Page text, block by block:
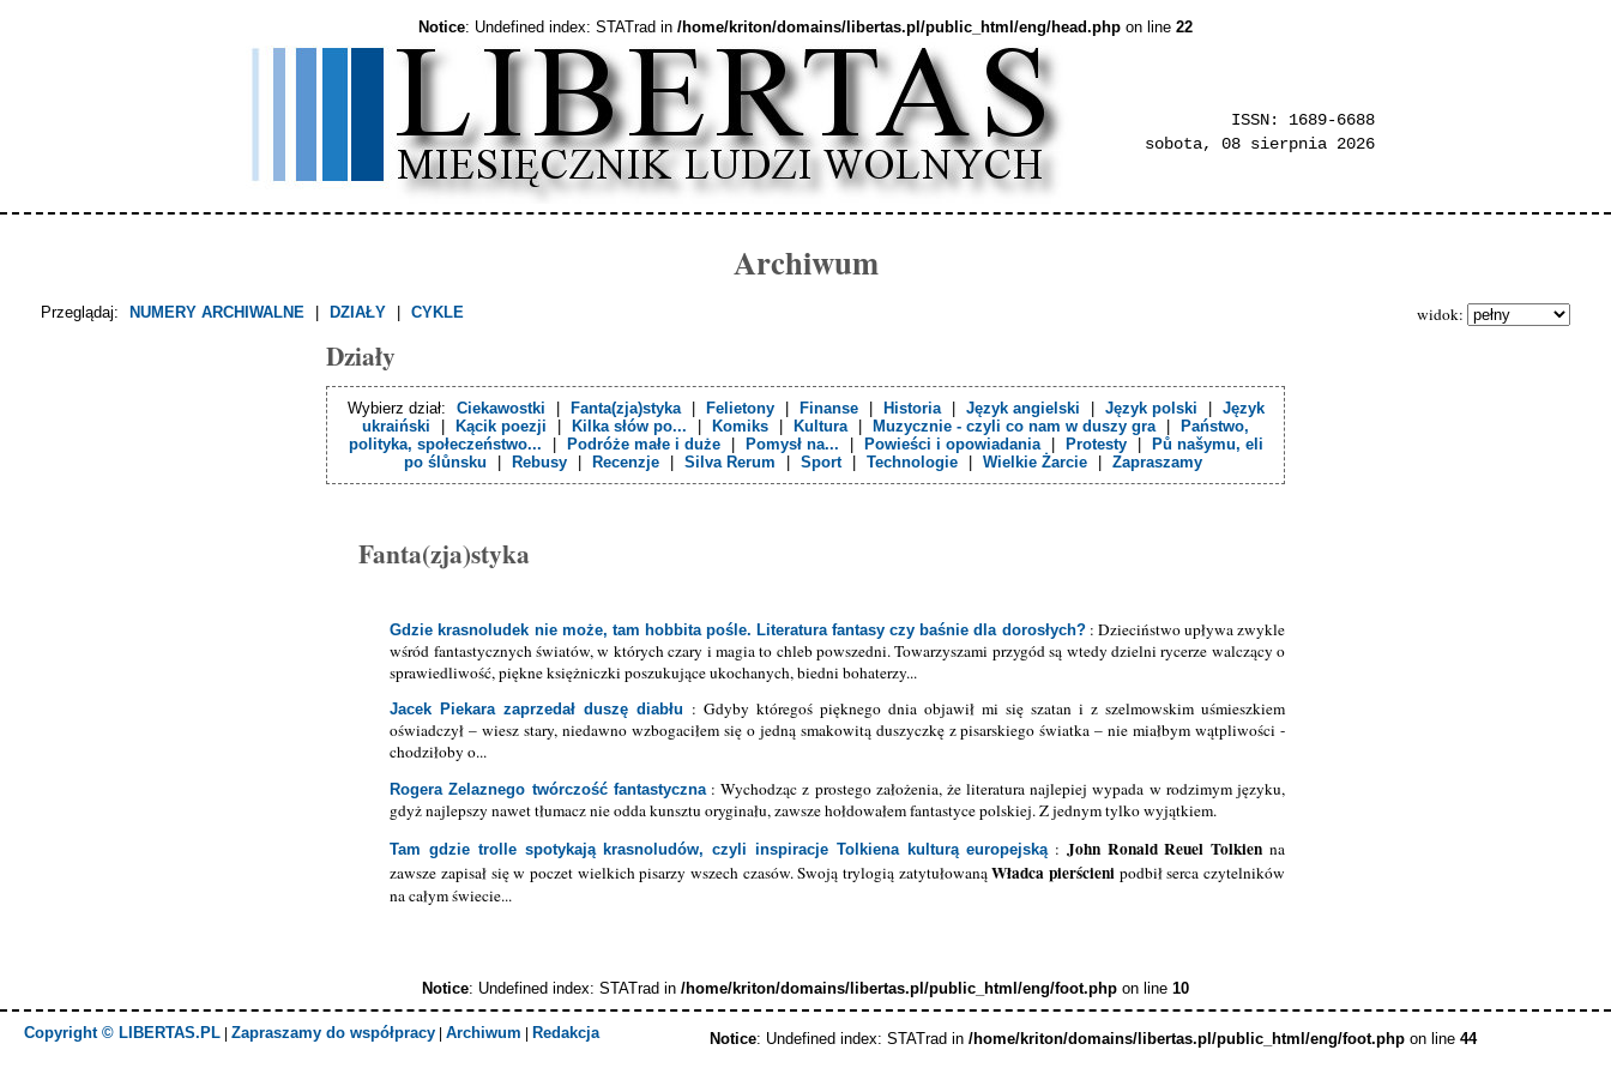
Notice: Undefined index: STATrad in /home/kriton/domains/libertas.pl/public_html/eng/head.php on line 22
ISSN: 1689-6688
sobota, 08 sierpnia 2026
Archiwum
Przeglądaj: NUMERY ARCHIWALNE DZIAŁY CYKLE widok:
Działy
Wybierz dział: Ciekawostki Fanta(zja)styka Felietony Finanse Historia Język angielski Język polski
Język
ukraiński
Kącik poezji Kilka słów po... Komiks Kultura Muzycznie - czyli co nam w duszy gra
Państwo,
polityka, społeczeństwo...
Podróże małe i duże Pomysł na... Powieści i opowiadania Protesty
Pů našymu, eli
po ślůnsku
Rebusy Recenzje Silva Rerum Sport Technologie Wielkie Żarcie Zapraszamy
Fanta(zja)styka
Gdzie krasnoludek nie może, tam hobbita pośle. Literatura fantasy czy baśnie dla dorosłych?: Dzieciństwo upływa zwykle
wśród fantastycznych światów, w których czary i magia to chleb powszedni. Towarzyszami przygód są wtedy dzielni rycerze walczący o
sprawiedliwość, piękne księżniczki poszukujące ukochanych, biedni bohaterzy...
Jacek Piekara zaprzedał duszę diabłu : Gdyby któregoś pięknego dnia objawił mi się szatan i z szelmowskim uśmieszkiem
oświadczył – wiesz stary, niedawno wzbogaciłem się o jedną smakowitą duszyczkę z pisarskiego światka – nie miałbym wątpliwości -
chodziłoby o...
Rogera Zelaznego twórczość fantastyczna: Wychodząc z prostego założenia, że literatura najlepiej wypada w rodzimym języku,
gdyż najlepszy nawet tłumacz nie odda kunsztu oryginału, zawsze hołdowałem fantastyce polskiej. Z jednym tylko wyjątkiem.
Tam gdzie trolle spotykają krasnoludów,czyli inspiracje Tolkiena kulturą europejską : John Ronald Reuel Tolkien na
zawsze zapisał się w poczet wielkich pisarzy wszech czasów. Swoją trylogią zatytułowanąWładca pierścieni podbił serca czytelników
na całym świecie...
Notice: Undefined index: STATrad in /home/kriton/domains/libertas.pl/public_html/eng/foot.php on line 10
Copyright © LIBERTAS.PL | Zapraszamy do współpracy | Archiwum | Redakcja Notice: Undefined index: STATrad in /home/kriton/domains/libertas.pl/public_html/eng/foot.php on line 44